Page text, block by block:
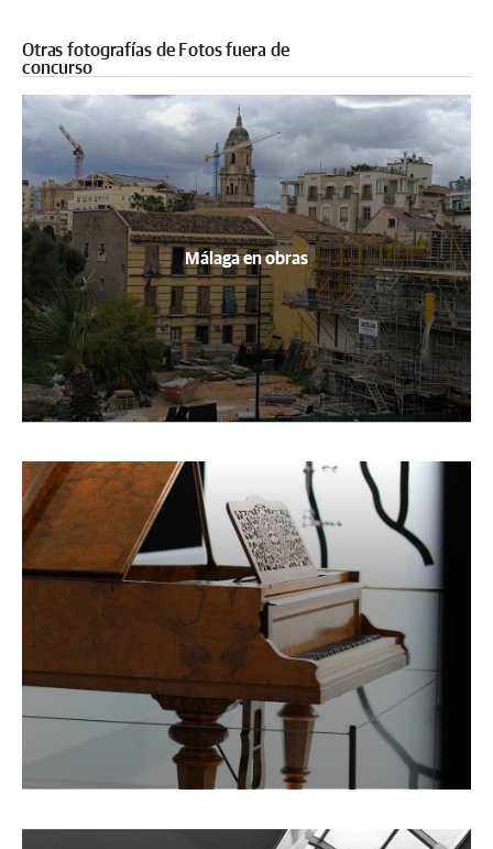
Otras fotografías de Fotos fuera de
concurso
Málaga en obras